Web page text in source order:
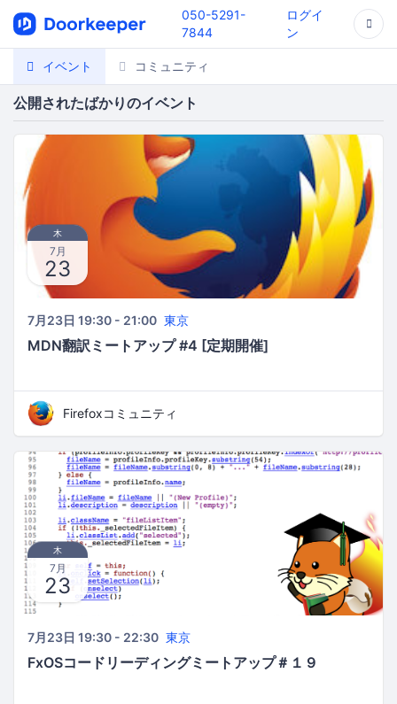
050-5291-
7844
ログイ
ン
イベント コミュニティ
公開されたばかりのイベント
木
7月
23
7月23日 19:30 - 21:00 東京
MDN翻訳ミートアップ #4 [定期開催]
Firefoxコミュニティ
木
7月
23
7月23日 19:30 - 22:30 東京
FxOSコードリーディングミートアップ＃１９